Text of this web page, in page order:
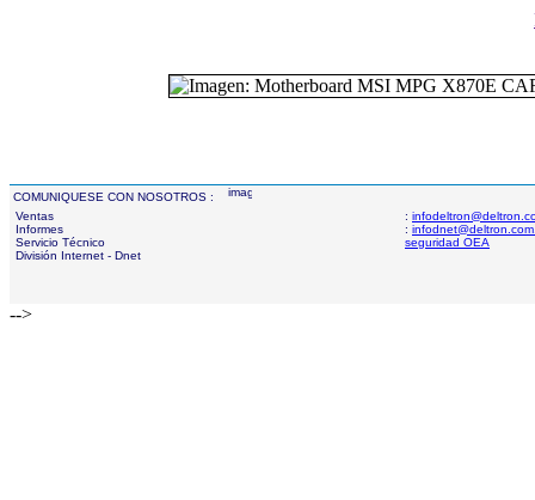
COMUNIQUESE CON NOSOTROS :
Ventas
Informes
Servicio Técnico
División Internet - Dnet
:
:
seguridad OEA
-->